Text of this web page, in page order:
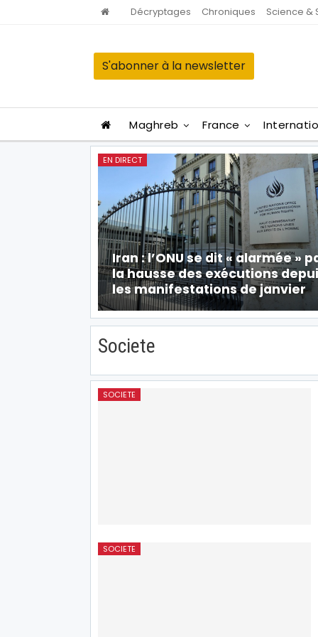
Décryptages Chroniques Science &
S'abonner à la newsletter
Maghreb France
EN DIRECT
Iran : l’ONU se dit « alarmée »
la hausse des exécutions
les manifestations de janvier
Societe
SOCIETE
SOCIETE